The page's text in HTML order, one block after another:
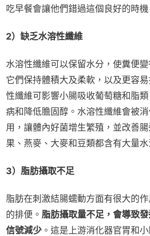
吃早餐會讓他們錯過這個良好的時機
2）缺乏水溶性纖維
水溶性纖維可以保留水分，使糞便
它們保持體積大及柔軟，以及更容
性纖維可影響小腸吸收葡萄糖和脂
病和降低膽固醇。水溶性纖維會被消
用，讓體內好菌增生繁殖，並改善
果、燕麥、大麥和豆類都含有大量水
3）脂肪攝取不足
脂肪在刺激結腸蠕動方面有很大的
的排便。 脂肪攝取量不足，會導致
信號減少 。這是上游消化器官胃和